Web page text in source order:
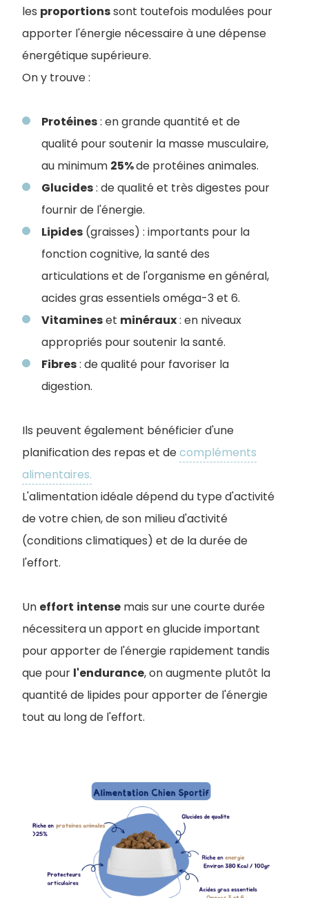
les proportionssont toutefois modulées pour
apporter l'énergie nécessaire à une dépense
énergétique supérieure.
On y trouve :
Protéines: en grande quantité et de
qualité pour soutenir la masse musculaire,
au minimum 25%de protéines animales.
Glucides: de qualité et très digestes pour
fournir de l'énergie.
Lipides (graisses) : importants pour la
fonction cognitive, la santé des
articulations et de l'organisme en général,
acides gras essentiels oméga-3 et 6.
Vitamineset minéraux: en niveaux
appropriés pour soutenir la santé.
Fibres: de qualité pour favoriser la
digestion.
Ils peuvent également bénéficier d'une
planification des repas et decompléments
alimentaires.
L'alimentation idéale dépend du type d'activité
de votre chien, de son milieu d'activité
(conditions climatiques) et de la durée de
l'effort.
Un effort intense mais sur une courte durée
nécessitera un apport en glucide important
pour apporter de l'énergie rapidement tandis
que pour l'endurance, on augmente plutôt la
quantité de lipides pour apporter de l'énergie
tout au long de l'effort.